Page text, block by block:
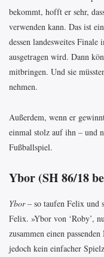
bekommt, hofft er sehr,
verwenden kann. Das ist
dessen landesweites
ausgetragen wird. Dann
mitbringen. Und sie
nehmen.
Außerdem, wenn er
einmal stolz auf ihn – und
Fußballspiel.
Ybor (SH 86/18
Ybor– so taufen Felix und
Felix. »Ybor von ‘Roby’,
zusammen einen
jedoch kein einfacher